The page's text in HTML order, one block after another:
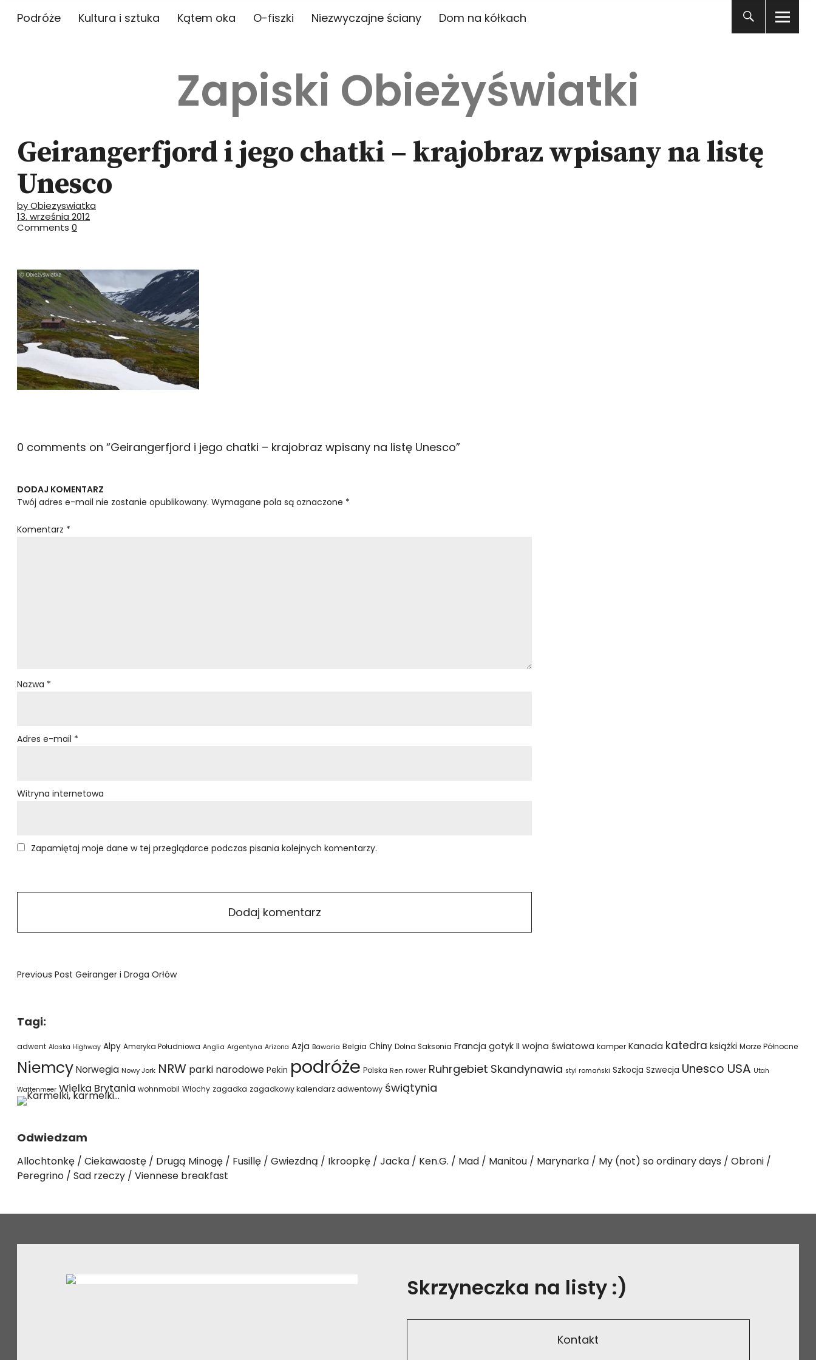
Podróże Kultura i sztuka Kątem oka O-fiszki Niezwyczajne ściany Dom na kółkach
Zapiski Obieżyświatki
Geirangerfjord i jego chatki – krajobraz wpisany na listę
Unesco
by Obiezyswiatka
13. września 2012
Comments 0
0 comments on “Geirangerfjord i jego chatki – krajobraz wpisany na listę Unesco”
DODAJ KOMENTARZ
Twój adres e-mail nie zostanie opublikowany. Wymagane pola są oznaczone *
Komentarz *
Nazwa *
Adres e-mail *
Witryna internetowa
Zapamiętaj moje dane w tej przeglądarce podczas pisania kolejnych komentarzy.
Previous Post Geiranger i Droga Orłów
Tagi:
adwent Alaska Highway Alpy Ameryka Południowa Anglia Argentyna Arizona Azja Bawaria Belgia Chiny Dolna Saksonia Francja gotyk II wojna światowa kamper Kanada katedra książki Morze Północne
NiemcyNorwegia Nowy Jork NRW parki narodowe Pekin podróże Polska Ren rower Ruhrgebiet Skandynawia styl romański Szkocja Szwecja Unesco USA Utah
Wattenmeer Wielka Brytania wohnmobil Włochy zagadka zagadkowy kalendarz adwentowy świątynia
Odwiedzam
Allochtonkę Ciekawaostę Drugą Minogę Fusillę Gwiezdną Ikroopkę Jacka Ken.G. Mad Manitou Marynarka My (not) so ordinary days
Obroni
Peregrino
Sad rzeczy Viennese breakfast
Skrzyneczka na listy :)
Kontakt